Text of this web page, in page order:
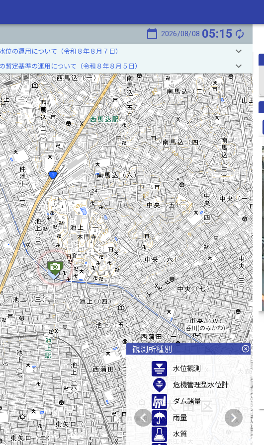
calendar_today 2026/08/08 05:15 autorenew
呑川(のみかわ)
の運用について（令和８年８月７日） keyboard_arrow_down
暫定基準の運用について（令和８年８月５日） keyboard_arrow_down
観測所種別 highlight_off
水位観測
危機管理型水位計
ダム諸量
雨量
水質
chevron_left chevron_right